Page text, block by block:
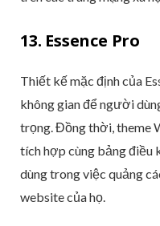
13. Essence Pro
Thiết kế mặc định của
không gian để người
trọng. Đồng thời, theme
tích hợp cùng bảng
dùng trong việc quảng
website của họ.